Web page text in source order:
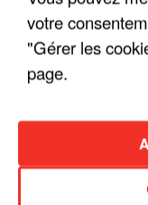
votre
"Gérer les
page.